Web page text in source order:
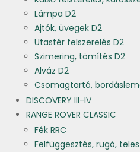
Lámpa D2
Ajtók, üvegek D2
Utastér felszerelés D2
Szimering, tömítés D2
Alváz D2
Csomagtartó,
DISCOVERY III-IV
RANGE ROVER CLASSIC
Fék RRC
Felfüggesztés, rugó,